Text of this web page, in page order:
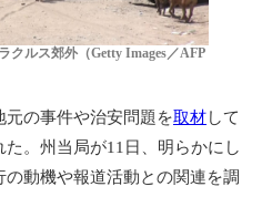
クルス郊外（Getty Images／AFP
の事件や治安問題を取材して
。州当局が11日、明らかにし
動機や報道活動との関連を調